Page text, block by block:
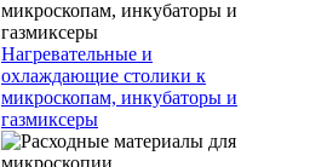
Нагревательные и
охлаждающие столики к
микроскопам, инкубаторы и
газмиксеры